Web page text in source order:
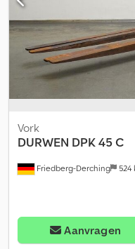
Friedberg-Derching 524
Vork
DURWEN DPK 45 C
Aanvragen